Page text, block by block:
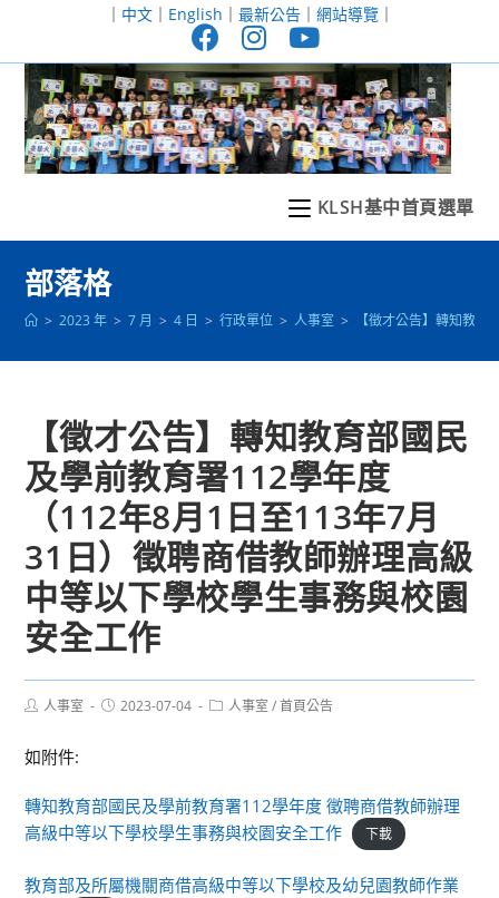
至
｜ 中文｜ English ｜ 最新公告｜ 網站導覽｜
KLSH基中首頁選單
部落格
> 2023 年 > 7 月 > 4 日 > 行政單位 > 人事室 > 【徵才公告】轉知教
【徵才公告】轉知教育部國民
及學前教育署112學年度
（112年8月1日至113年7月
31日）徵聘商借教師辦理高級
中等以下學校學生事務與校園
安全工作
Post人事室
Post2023-07-04
Post人事室 / 首頁公告
如附件:
轉知教育部國民及學前教育署112學年度 徵聘商借教師辦理
高級中等以下學校學生事務與校園安全工作
下載
教育部及所屬機關商借高級中等以下學校及幼兒園教師作業